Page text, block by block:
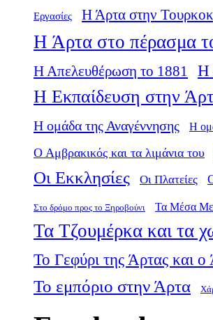
Εργασίες Η Άρτα στην
Η Άρτα στο πέρασμα
Η Απελευθέρωση το 1881
Η
Η Εκπαίδευση στην
Η ομάδα της Αναγέννησης Η
Ο Αμβρακικός και τα λιμάνια του
Οι Εκκλησίες Οι Πλατείες
Στο δρόμο προς το Ξηροβούνι Τα Μέσα
Τα Τζουμέρκα και τα
Το Γεφύρι της Άρτας και
Το εμπόριο στην Άρτα